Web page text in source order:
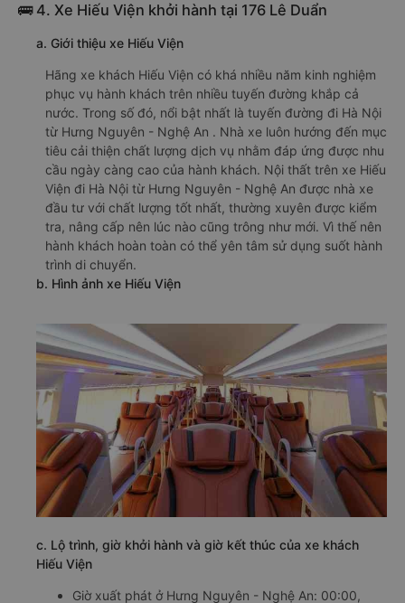
🚌 4. Xe Hiếu Viện khởi hành tại 176 Lê Duẩn
a. Giới thiệu xe Hiếu Viện
Hãng xe khách Hiếu Viện có khá nhiều năm kinh nghiệm
phục vụ hành khách trên nhiều tuyến đường khắp cả
nước. Trong số đó, nổi bật nhất là tuyến đường đi Hà Nội
từ Hưng Nguyên - Nghệ An . Nhà xe luôn hướng đến mục
tiêu cải thiện chất lượng dịch vụ nhằm đáp ứng được nhu
cầu ngày càng cao của hành khách. Nội thất trên xe Hiếu
Viện đi Hà Nội từ Hưng Nguyên - Nghệ An được nhà xe
đầu tư với chất lượng tốt nhất, thường xuyên được kiểm
tra, nâng cấp nên lúc nào cũng trông như mới. Vì thế nên
hành khách hoàn toàn có thể yên tâm sử dụng suốt hành
trình di chuyển.
b. Hình ảnh xe Hiếu Viện
c. Lộ trình, giờ khởi hành và giờ kết thúc của xe khách
Hiếu Viện
Giờ xuất phát ở Hưng Nguyên - Nghệ An: 00:00,